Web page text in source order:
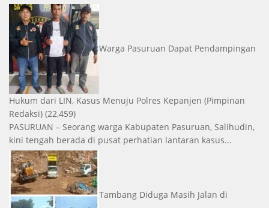
Warga Pasuruan Dapat Pendampingan
Hukum dari LIN, Kasus Menuju Polres Kepanjen (Pimpinan
Redaksi) (22,459)
PASURUAN – Seorang warga Kabupaten Pasuruan, Salihudin,
kini tengah berada di pusat perhatian lantaran kasus...
Tambang Diduga Masih Jalan di